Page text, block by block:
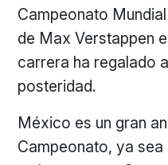
Campeonato
de Max Verstappen
carrera ha regalado
posteridad.
México es un gran
Campeonato, ya